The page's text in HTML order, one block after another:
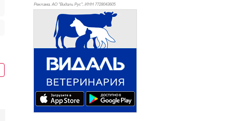
Реклама. АО "Видаль Рус", ИНН 7728043605